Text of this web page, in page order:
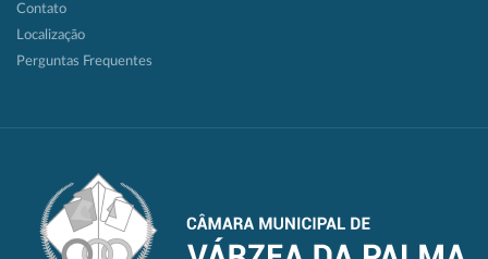
Contato
Localização
Perguntas Frequentes